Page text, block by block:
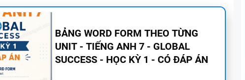
TÓM TẮT CÁC CHUYÊN ĐỀ NGỮ
PHÁP TIẾNG ANH - PDF AI